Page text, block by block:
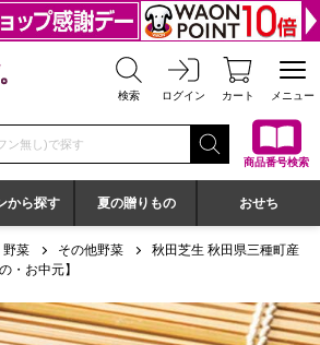
ネットでお届け イオンショップ
検索 ログイン カート メニュー
号を入力してください
商品番号検索
から探す 夏の贈りもの おせち
野菜 その他野菜
秋田芝生 秋田県三種町産
・お中元】
産のじゅんさい【夏の贈りもの・お中